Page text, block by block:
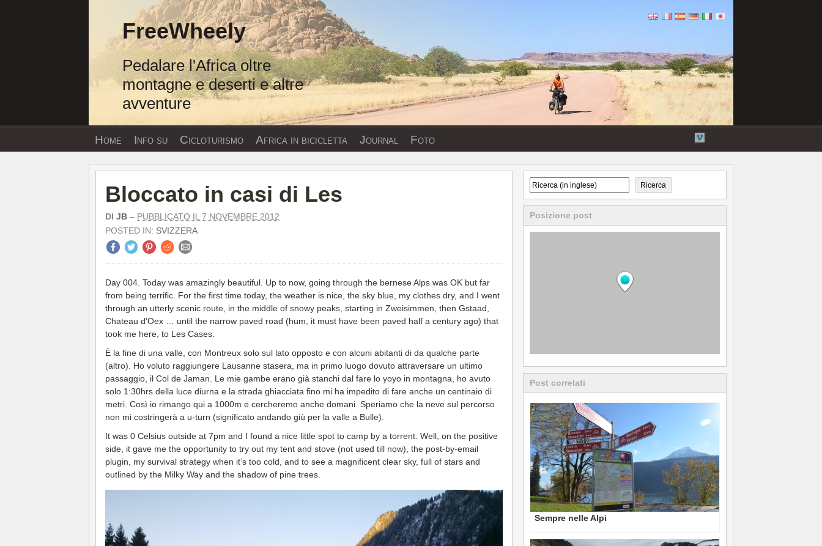
FreeWheely
Pedalare l'Africa oltre
montagne e deserti e altre
avventure
Home Info su Cicloturismo Africa in bicicletta Journal Foto
Collegamenti
Vimeo
Bloccato in casi di Les
DI JB – PUBBLICATO IL 7 NOVEMBRE 2012
POSTED IN: SVIZZERA
Day 004. Today was amazingly beautiful. Up to now, going through the bernese Alps was OK but far
from being terrific. For the first time today, the weather is nice, the sky blue, my clothes dry, and I went
through an utterly scenic route, in the middle of snowy peaks, starting in Zweisimmen, then Gstaad,
Chateau d’Oex … until the narrow paved road (hum, it must have been paved half a century ago) that
took me here, to Les Cases.
È la fine di una valle, con Montreux solo sul lato opposto e con alcuni abitanti di da qualche parte
(altro). Ho voluto raggiungere Lausanne stasera, ma in primo luogo dovuto attraversare un ultimo
passaggio, il Col de Jaman. Le mie gambe erano già stanchi dal fare lo yoyo in montagna, ho avuto
solo 1:30hrs della luce diurna e la strada ghiacciata fino mi ha impedito di fare anche un centinaio di
metri. Così io rimango qui a 1000m e cercheremo anche domani. Speriamo che la neve sul percorso
non mi costringerà a u-turn (significato andando giù per la valle a Bulle).
It was 0 Celsius outside at 7pm and I found a nice little spot to camp by a torrent. Well, on the positive
side, it gave me the opportunity to try out my tent and stove (not used till now), the post-by-email
plugin, my survival strategy when it’s too cold, and to see a magnificent clear sky, full of stars and
outlined by the Milky Way and the shadow of pine trees.
Ricerca
Posizione post
Post correlati
Sempre nelle Alpi